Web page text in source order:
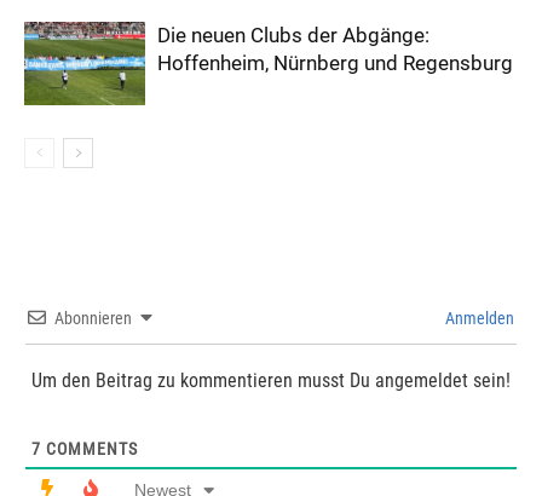
Die neuen Clubs der Abgänge:
Hoffenheim, Nürnberg und Regensburg
Abonnieren Anmelden
Um den Beitrag zu kommentieren musst Du angemeldet sein!
7 COMMENTS
Newest